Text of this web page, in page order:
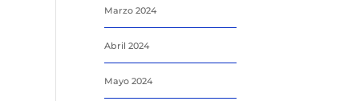
Marzo 2024
Abril 2024
Mayo 2024